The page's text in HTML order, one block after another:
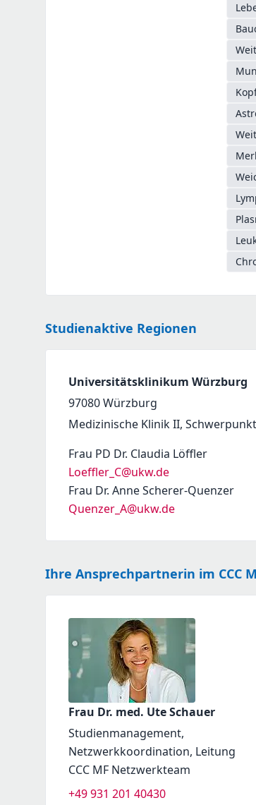
Studienaktive Regionen
Universitätsklinikum Würzburg
97080Würzburg
Medizinische Klinik II,
Frau PD Dr. Claudia Löffler
Loeffler_C@ukw.de
Frau Dr. Anne Scherer-Quenzer
Quenzer_A@ukw.de
Ihre Ansprechpartnerin im CCC
Frau Dr. med. Ute Schauer
Studienmanagement,
Netzwerkkoordination, Leitung
CCC MF Netzwerkteam
+49 931 201 40430